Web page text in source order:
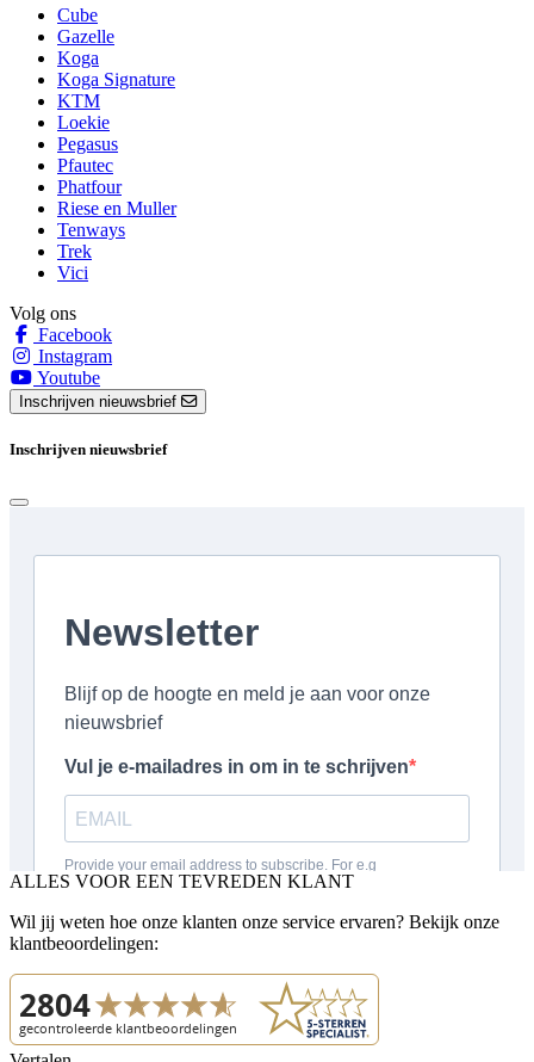
Cube
Gazelle
Koga
Koga Signature
KTM
Loekie
Pegasus
Pfautec
Phatfour
Riese en Muller
Tenways
Trek
Vici
Volg ons
Facebook
Instagram
Youtube
Inschrijven nieuwsbrief
Inschrijven nieuwsbrief
ALLES VOOR EEN TEVREDEN KLANT
Wil jij weten hoe onze klanten onze service ervaren? Bekijk onze
klantbeoordelingen: